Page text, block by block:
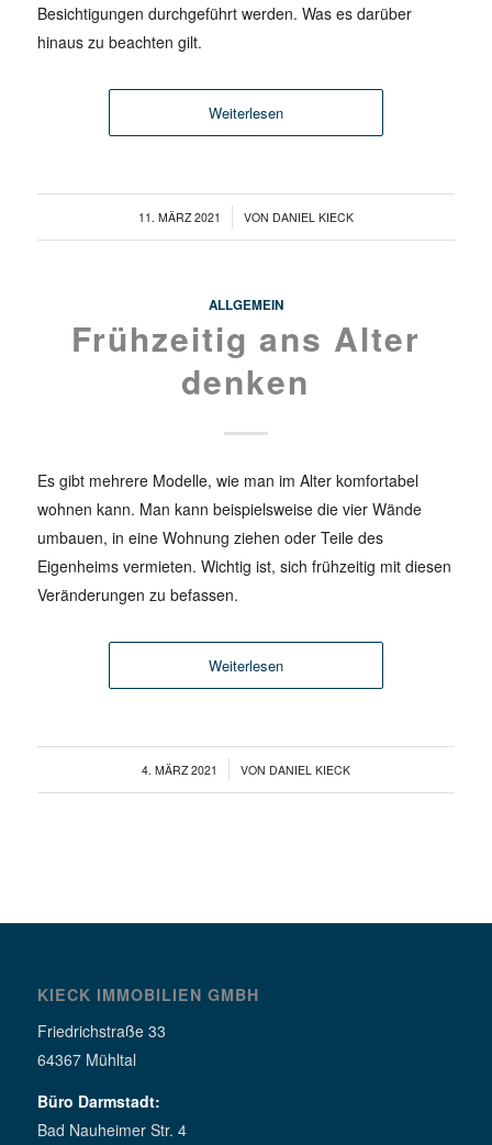
Besichtigungen durchgeführt werden. Was es darüber
hinaus zu beachten gilt.
Weiterlesen
11. MÄRZ 2021
/ VON DANIEL KIECK
ALLGEMEIN
Frühzeitig ans Alter
denken
Es gibt mehrere Modelle, wie man im Alter komfortabel
wohnen kann. Man kann beispielsweise die vier Wände
umbauen, in eine Wohnung ziehen oder Teile des
Eigenheims vermieten. Wichtig ist, sich frühzeitig mit diesen
Veränderungen zu befassen.
Weiterlesen
4. MÄRZ 2021
/ VON DANIEL KIECK
KIECK IMMOBILIEN GMBH
Friedrichstraße 33
64367 Mühltal
Büro Darmstadt:
Bad Nauheimer Str. 4